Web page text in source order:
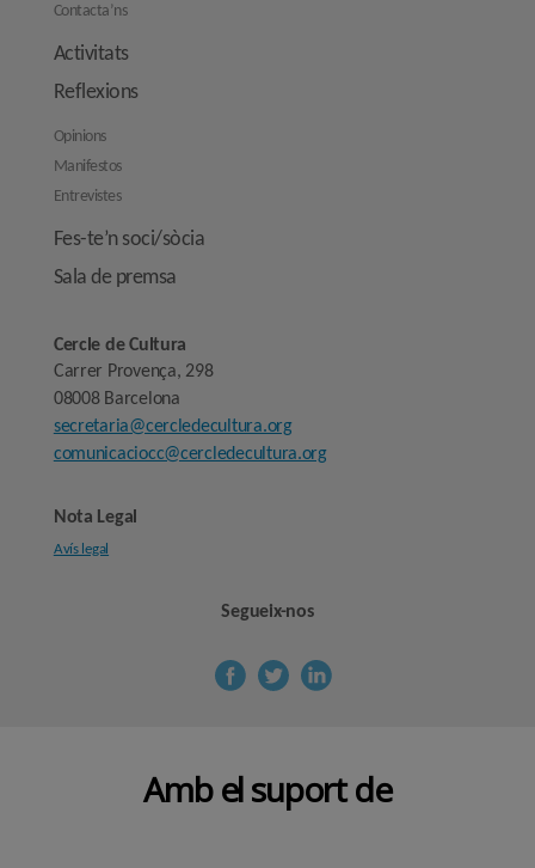
Contacta’ns
Activitats
Reflexions
Opinions
Manifestos
Entrevistes
Fes-te’n soci/sòcia
Sala de premsa
Cercle de Cultura
Carrer Provença, 298
08008 Barcelona
secretaria@cercledecultura.org
comunicaciocc@cercledecultura.org
Nota Legal
Avís legal
Segueix-nos
Amb el suport de